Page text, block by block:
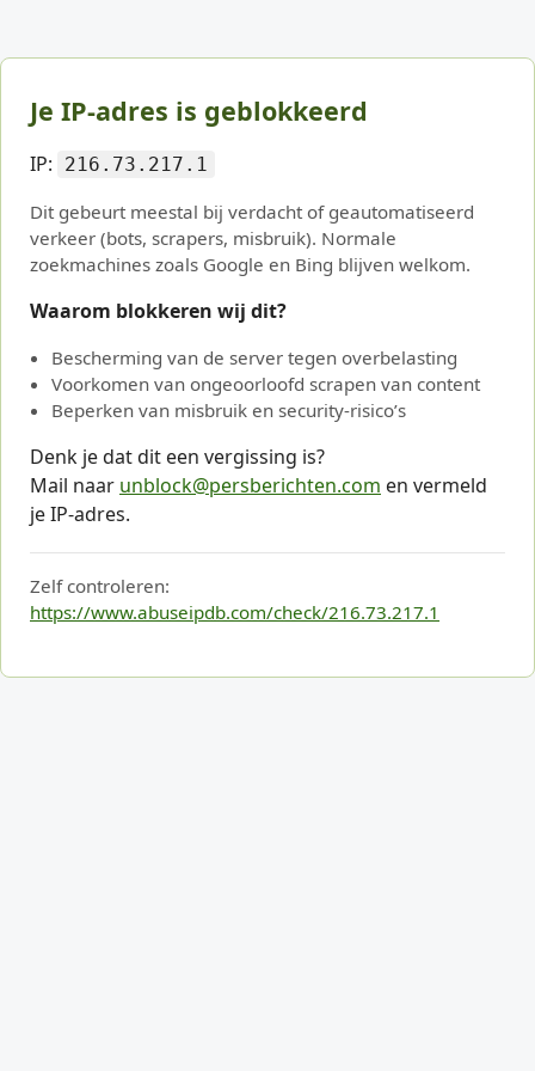
Je IP-adres is geblokkeerd
IP: 216.73.217.1
Dit gebeurt meestal bij verdacht of geautomatiseerd
verkeer (bots, scrapers, misbruik). Normale
zoekmachines zoals Google en Bing blijven welkom.
Waarom blokkeren wij dit?
Bescherming van de server tegen overbelasting
Voorkomen van ongeoorloofd scrapen van content
Beperken van misbruik en security-risico’s
Denk je dat dit een vergissing is?
Mail naar unblock@persberichten.com en vermeld
je IP-adres.
Zelf controleren:
https://www.abuseipdb.com/check/216.73.217.1